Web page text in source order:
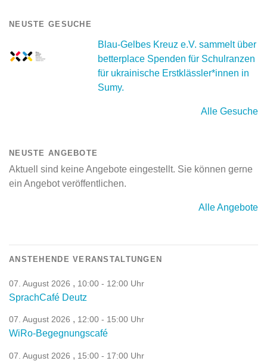
NEUSTE GESUCHE
Blau-Gelbes Kreuz e.V. sammelt über
betterplace Spenden für Schulranzen
für ukrainische Erstklässler*innen in
Sumy.
Alle Gesuche
NEUSTE ANGEBOTE
Aktuell sind keine Angebote eingestellt. Sie können gerne
ein Angebot veröffentlichen.
Alle Angebote
ANSTEHENDE VERANSTALTUNGEN
07. August 2026 , 10:00 - 12:00 Uhr
SprachCafé Deutz
07. August 2026 , 12:00 - 15:00 Uhr
WiRo-Begegnungscafé
07. August 2026 , 15:00 - 17:00 Uhr